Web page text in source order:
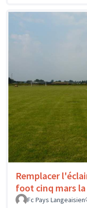
Remplacer
foot cinq mars
Fc Pays Langeaisien